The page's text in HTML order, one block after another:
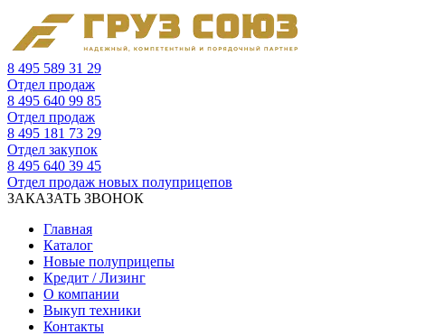
8 495 589 31 29
Отдел продаж
8 495 640 99 85
Отдел продаж
8 495 181 73 29
Отдел закупок
8 495 640 39 45
Отдел продаж новых полуприцепов
ЗАКАЗАТЬ ЗВОНОК
Главная
Каталог
Новые полуприцепы
Кредит / Лизинг
О компании
Выкуп техники
Контакты